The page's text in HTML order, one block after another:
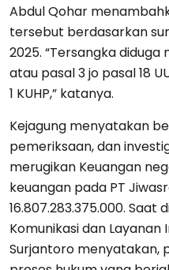
Abdul Qohar
tersebut berdasarkan
2025. “Tersangka
atau pasal 3 jo pasal 18
1 KUHP,” katanya.
Kejagung menyatakan
pemeriksaan, dan
merugikan Keuangan
keuangan pada PT
16.807.283.375.000. Saat
Komunikasi dan Layanan
Surjantoro menyatakan,